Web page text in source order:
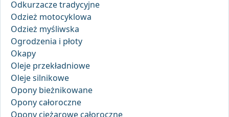
Odkurzacze tradycyjne
Odzież motocyklowa
Odzież myśliwska
Ogrodzenia i płoty
Okapy
Oleje przekładniowe
Oleje silnikowe
Opony bieżnikowane
Opony całoroczne
Opony ciężarowe całoroczne